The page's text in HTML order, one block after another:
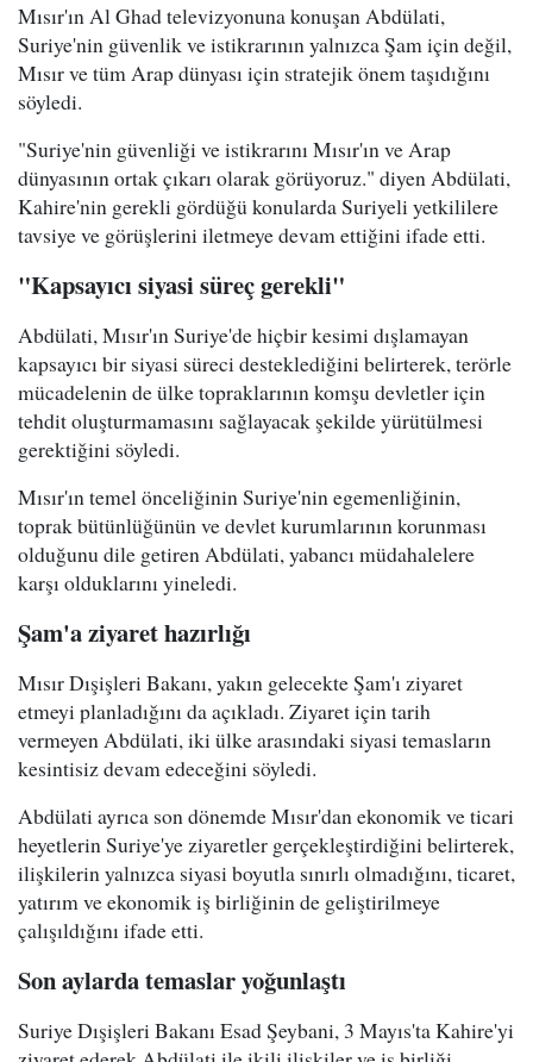
Mısır'ın Al Ghad televizyonuna konuşan Abdülati,
Suriye'nin güvenlik ve istikrarının yalnızca Şam için değil,
Mısır ve tüm Arap dünyası için stratejik önem taşıdığını
söyledi.
"Suriye'nin güvenliği ve istikrarını Mısır'ın ve Arap
dünyasının ortak çıkarı olarak görüyoruz." diyen Abdülati,
Kahire'nin gerekli gördüğü konularda Suriyeli yetkililere
tavsiye ve görüşlerini iletmeye devam ettiğini ifade etti.
"Kapsayıcı siyasi süreç gerekli"
Abdülati, Mısır'ın Suriye'de hiçbir kesimi dışlamayan
kapsayıcı bir siyasi süreci desteklediğini belirterek, terörle
mücadelenin de ülke topraklarının komşu devletler için
tehdit oluşturmamasını sağlayacak şekilde yürütülmesi
gerektiğini söyledi.
Mısır'ın temel önceliğinin Suriye'nin egemenliğinin,
toprak bütünlüğünün ve devlet kurumlarının korunması
olduğunu dile getiren Abdülati, yabancı müdahalelere
karşı olduklarını yineledi.
Şam'a ziyaret hazırlığı
Mısır Dışişleri Bakanı, yakın gelecekte Şam'ı ziyaret
etmeyi planladığını da açıkladı. Ziyaret için tarih
vermeyen Abdülati, iki ülke arasındaki siyasi temasların
kesintisiz devam edeceğini söyledi.
Abdülati ayrıca son dönemde Mısır'dan ekonomik ve ticari
heyetlerin Suriye'ye ziyaretler gerçekleştirdiğini belirterek,
ilişkilerin yalnızca siyasi boyutla sınırlı olmadığını, ticaret,
yatırım ve ekonomik iş birliğinin de geliştirilmeye
çalışıldığını ifade etti.
Son aylarda temaslar yoğunlaştı
Suriye Dışişleri Bakanı Esad Şeybani, 3 Mayıs'ta Kahire'yi